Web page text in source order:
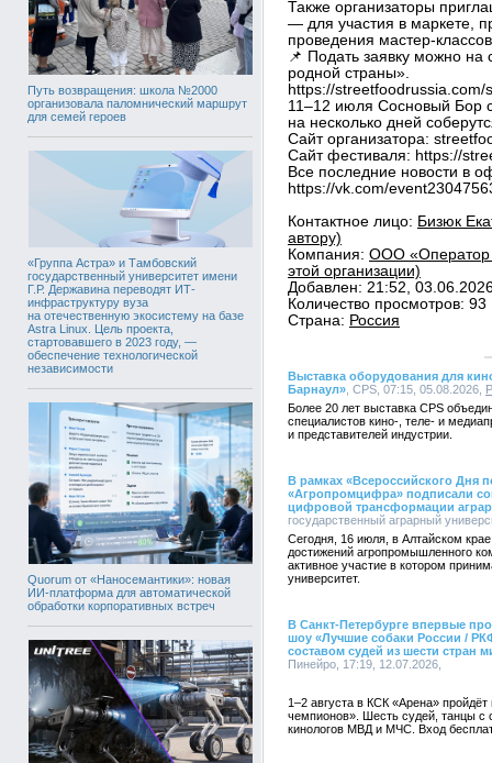
Путь возвращения: школа №2000
организовала паломнический маршрут
для семей героев
«Группа Астра» и Тамбовский
государственный университет имени
Г.Р. Державина переводят ИТ-
инфраструктуру вуза
на отечественную экосистему на базе
Astra Linux. Цель проекта,
стартовавшего в 2023 году, —
обеспечение технологической
независимости
Quorum от «Наносемантики»: новая
ИИ-платформа для автоматической
обработки корпоративных встреч
Также организаторы
— для участия в маркете,
проведения мастер-
📌 Подать заявку можно на
родной страны».
https://streetfoodrussia.com/
11–12 июля Сосновый Бор
на несколько дней
Сайт организатора:
Сайт фестиваля: https://
Все последние новости в
https://vk.com/
Контактное лицо: Бизюк
автору)
Компания: ООО «Оператор
этой организации)
Добавлен: 21:52,
Количество просмотров: 93
Страна: Россия
Выставка оборудования для
Барнаул» , CPS, 07:15, 05.08.2026,
Более 20 лет выставка CPS
специалистов кино-, теле- и
и представителей индустрии.
В рамках «Всероссийского Дня
«Агропромцифра» подписали
цифровой трансформации
государственный аграрный
Сегодня, 16 июля, в Алтайском
достижений агропромышленного
активное участие в котором
университет.
В Санкт-Петербурге впервые
шоу «Лучшие собаки России /
составом судей из шести стран
Пинейро, 17:19, 12.07.2026,
1–2 августа в КСК «Арена»
чемпионов». Шесть судей, танцы с
кинологов МВД и МЧС. Вход